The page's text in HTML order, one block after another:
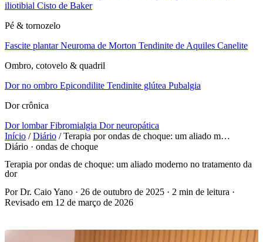
iliotibial Cisto de Baker
Pé & tornozelo
Fascite plantarNeuroma de Morton Tendinite de Aquiles Canelite
Ombro, cotovelo & quadril
Dor no ombro Epicondilite Tendinite glútea Pubalgia
Dor crônica
Dor lombarFibromialgia Dor neuropática
Início / Diário / Terapia por ondas de choque: um aliado m…
Diário · ondas de choque
Terapia por ondas de choque: um aliado moderno no tratamento da
dor
Por Dr. Caio Yano · 26 de outubro de 2025 · 2 min de leitura ·
Revisado em 12 de março de 2026